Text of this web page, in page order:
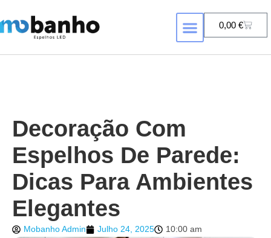
0,00 €
Decoração Com
Espelhos De Parede:
Dicas Para Ambientes
Elegantes
Mobanho Admin Julho 24, 2025 10:00 am